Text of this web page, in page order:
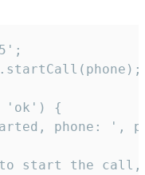
'ok') {
phone: ',
start the